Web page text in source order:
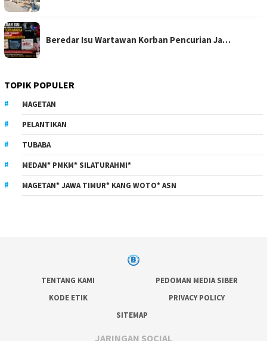
Beredar Isu Wartawan Korban Pencurian Ja…
TOPIK POPULER
MAGETAN
PELANTIKAN
TUBABA
MEDAN* PMKM* SILATURAHMI*
MAGETAN* JAWA TIMUR* KANG WOTO* ASN
TENTANG KAMI
PEDOMAN MEDIA SIBER
KODE ETIK
PRIVACY POLICY
SITEMAP
JARINGAN SOCIAL